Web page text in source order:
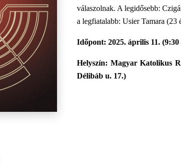
válaszolnak. A legidősebb:
a legfiatalabb: Usier Tamara (23
Időpont: 2025. április 11. (9:30
Helyszín: Magyar Katolikus
Délibáb u. 17.)